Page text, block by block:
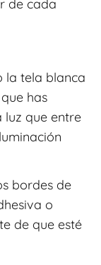
de cada
la tela blanca
has
luz que entre
bordes de
o
de que esté